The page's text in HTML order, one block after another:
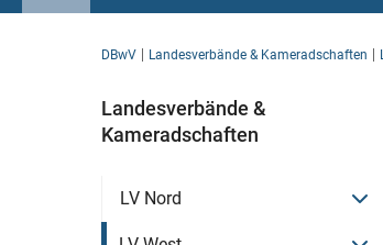
DBwV Landesverbände & Kameradschaften
Landesverbände &
Kameradschaften
LV Nord